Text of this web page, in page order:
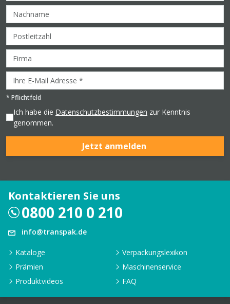
* Pflichtfeld
Ich habe die Datenschutzbestimmungen zur Kenntnis
genommen.
Jetzt anmelden
Kontaktieren Sie uns
0800 210 0 210
info@transpak.de
Kataloge
Verpackungslexikon
Prämien
Maschinenservice
Produktvideos
FAQ